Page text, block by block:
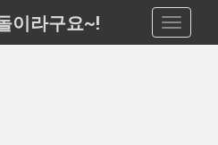
이라구요~!